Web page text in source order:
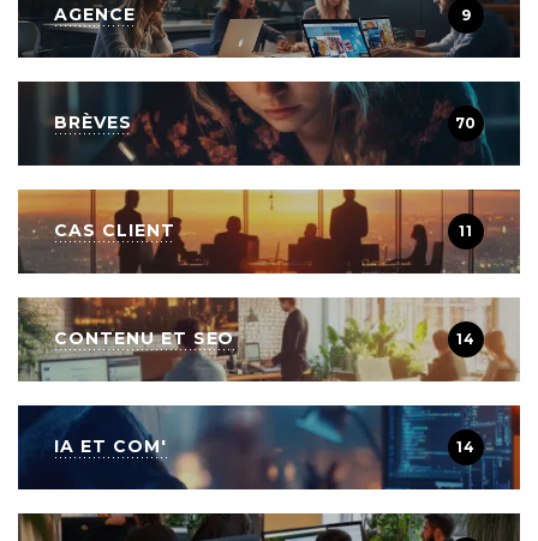
AGENCE 9
BRÈVES 70
CAS CLIENT 11
CONTENU ET SEO 14
IA ET COM' 14